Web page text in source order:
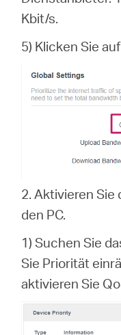
Kbit/s.
5) Klicken Sie
2. Aktivieren
den PC.
1) Suchen Sie
Sie Priorität
aktivieren Sie